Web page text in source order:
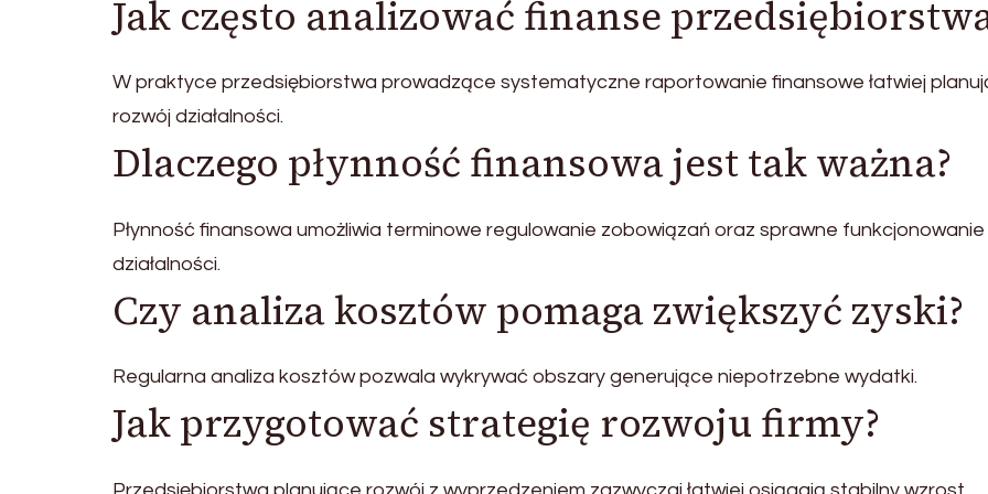
Jak często analizować finanse
W praktyce przedsiębiorstwa prowadzące systematyczne raportowanie finansowe łatwiej
rozwój działalności.
Dlaczego płynność finansowa jest tak ważna?
Płynność finansowa umożliwia terminowe regulowanie zobowiązań oraz sprawne funkcjonowanie
działalności.
Czy analiza kosztów pomaga zwiększyć zyski?
Regularna analiza kosztów pozwala wykrywać obszary generujące niepotrzebne wydatki.
Jak przygotować strategię rozwoju firmy?